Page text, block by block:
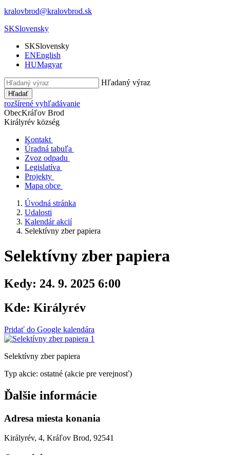
kralovbrod@kralovbrod.sk
SKSlovensky
SKSlovensky
ENEnglish
HUMagyar
Hľadaný výraz
Hľadať
rozšírené vyhľadávanie
ObecKráľov Brod
Királyrév község
Kontakt
Úradná tabuľa
Zvoz odpadu
Legislatíva
Projekty
Mapa obce
Úvodná stránka
Udalosti
Kalendár akcií
Selektívny zber papiera
Selektívny zber papiera
Kedy: 24. 9. 2025 6:00
Kde: Királyrév
Pridať do Google kalendára
Selektívny zber papiera
Typ akcie: ostatné (akcie pre verejnosť)
Ďalšie informácie
Adresa miesta konania
Királyrév, 4, Kráľov Brod, 92541